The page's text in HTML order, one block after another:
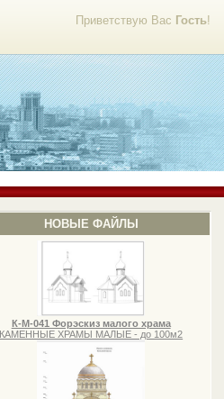
Приветствую Вас Гость!
НОВЫЕ ФАЙЛЫ
К-М-041 Форэскиз малого храма
КАМЕННЫЕ ХРАМЫ МАЛЫЕ - до 100м2